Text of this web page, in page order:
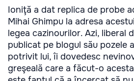
Ioniţă a dat replica de probe
Mihai Ghimpu la adresa
legea cazinourilor. Azi, liberal
publicat pe blogul său pozele
potrivit lui, îi dovedesc
greşeală care a făcut-o